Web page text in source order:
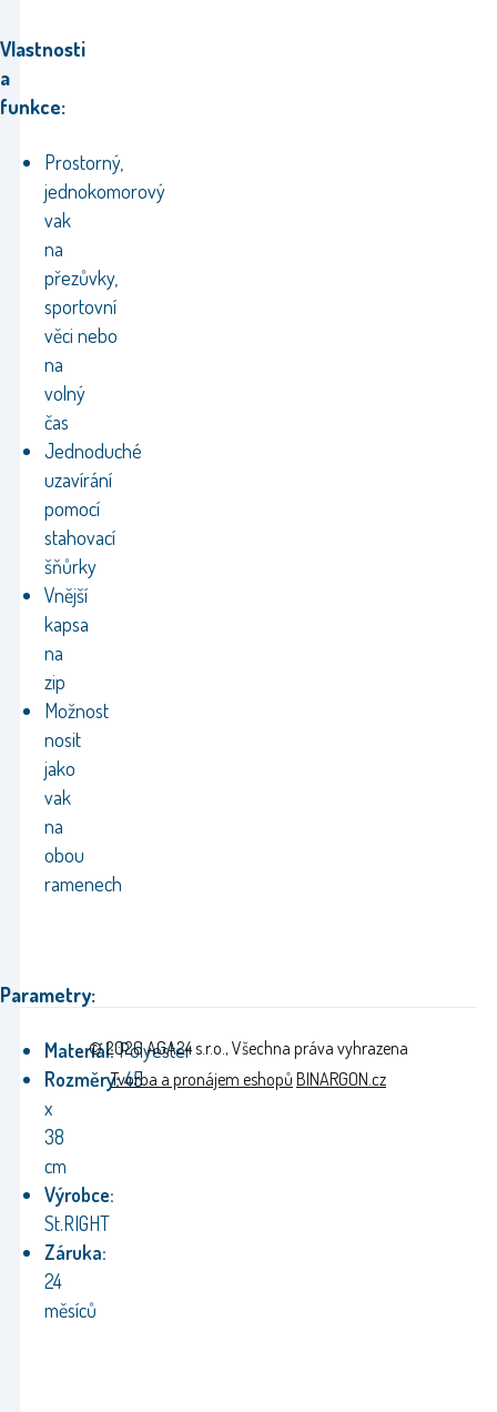
Vlastnosti
a
funkce:
Prostorný,
jednokomorový
vak
na
přezůvky,
sportovní
věci nebo
na
volný
čas
Jednoduché
uzavírání
pomocí
stahovací
šňůrky
Vnější
kapsa
na
zip
Možnost
nosit
jako
vak
na
obou
ramenech
Parametry:
Materiál:Polyester
Rozměry:45
x
38
cm
Výrobce:
St.RIGHT
Záruka:
24
měsíců
© 2026 AGA24 s.r.o., Všechna práva vyhrazena
Tvorba a pronájem eshopů BINARGON.cz